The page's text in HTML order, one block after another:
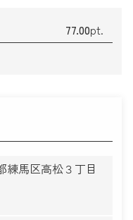
77.00pt.
練馬区高松３丁目